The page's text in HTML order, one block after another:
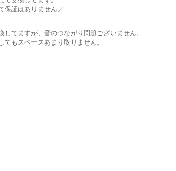
保証はありません／
してますが、音のつながり問題ございません。
もスペースあまり取りません。